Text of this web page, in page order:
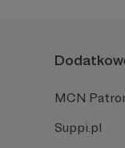
MCN
Suppi.pl